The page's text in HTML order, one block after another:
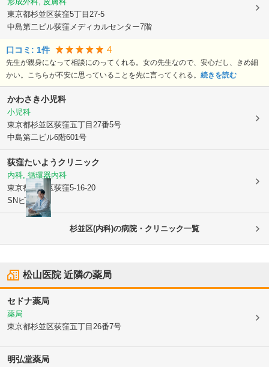
東京都杉並区荻窪5丁目27-5
中島第二ビル荻窪メディカルセンター7階
口コミ: 1件 4
先生が親身になって相談にのってくれる。女の先生なので、安心だし、きめ細
かい。こちらが不安に思っていることを先に言ってくれる。 続きを読む
かわさき小児科
小児科
東京都杉並区荻窪五丁目27番5号
中島第二ビル6階601号
荻窪たいようクリニック
内科, 循環器内科
東京都杉並区荻窪5-16-20
SNビル 4階
杉並区(内科)の病院・クリニック一覧
松山医院近隣の薬局
セドナ薬局
薬局
東京都杉並区荻窪五丁目26番7号
明弘堂薬局